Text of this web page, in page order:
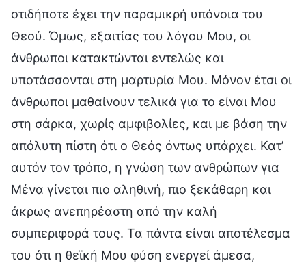
οτιδήποτε έχει την παραμικρή υπόνοια του
Θεού. Όμως, εξαιτίας του λόγου Μου, οι
άνθρωποι κατακτώνται εντελώς και
υποτάσσονται στη μαρτυρία Μου. Μόνον έτσι οι
άνθρωποι μαθαίνουν τελικά για το είναι Μου
στη σάρκα, χωρίς αμφιβολίες, και με βάση την
απόλυτη πίστη ότι ο Θεός όντως υπάρχει. Κατ’
αυτόν τον τρόπο, η γνώση των ανθρώπων για
Μένα γίνεται πιο αληθινή, πιο ξεκάθαρη και
άκρως ανεπηρέαστη από την καλή
συμπεριφορά τους. Τα πάντα είναι αποτέλεσμα
του ότι η θεϊκή Μου φύση ενεργεί άμεσα,